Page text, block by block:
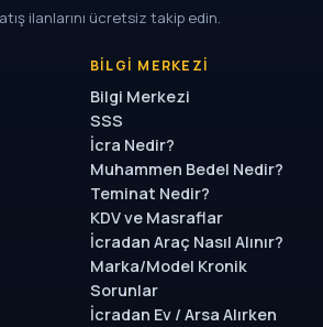
ilanlarını ücretsiz takip edin.
BILGI MERKEZI
Bilgi Merkezi
SSS
İcra Nedir?
Muhammen Bedel Nedir?
Teminat Nedir?
KDV ve Masraflar
İcradan Araç Nasıl Alınır?
Marka/Model Kronik
Sorunlar
İcradan Ev / Arsa Alırken